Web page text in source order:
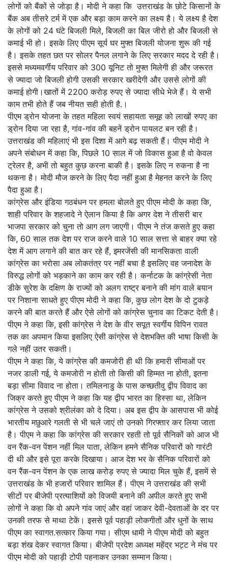
लोगों को बैंकों से जोड़ा है। मोदी ने कहा कि उत्तराखंड के छोटे किसानों के
बैंक अब तीसरे टर्म में एक और बड़ा काम करने का लक्ष्य है। ये लक्ष्य है देश
के लोगों को 24 घंटे बिजली मिले, बिजली का बिल जीरो हो और बिजली से
कमाई भी हो। इसके लिए पीएम सूर्य घर मुफ्त बिजली योजना शुरू की गई
है। इसके तहत छत पर सोलर पैनल लगाने के लिए सरकार मदद दे रही है।
इससे मध्यमवर्गीय परिवार को 300 यूनिट तो मुफ्त मिलेगी ही और जरूरत
से ज्यादा जो बिजली होगी उसकी सरकार खरीदेगी और उससे लोगों की
कमाई होगी।खातों में 2200 करोड़ रुपए से ज्यादा सीधे भेजे हैं। ये सभी
काम तभी होते हैं जब नीयत सही होती है.।
पीएम ड्रोन योजना के तहत महिला स्वयं सहायता समूह को लाखों रुपए का
ड्रोन दिया जा रहा है, गांव-गांव की बहनें ड्रोन पायलट बन रही है।
उत्तराखंड की महिलाएं भी इस दिशा में आगे बढ़ सकती हैं। पीएम मोदी ने
अपने संबोधन में कहा कि, पिछले 10 साल में जो विकास हुआ है वो केवल
ट्रेलर है, अभी तो बहुत कुछ करना बाकी है। इसके लिए न रुकना है ना
थकना है। मोदी मौज करने के लिए पैदा नहीं हुआ है मेहनत करने के लिए
पैदा हुआ है।
कांग्रेस और इंडिया गठबंधन पर हमला बोलते हुए पीएम मोदी के कहा कि,
शाही परिवार के शहजादे ने ऐलान किया है कि अगर देश ने तीसरी बार
भाजपा सरकार को चुना तो आग लग जाएगी। पीएम ने तंज कसते हुए कहा
कि, 60 साल तक देश पर राज करने वाले 10 साल सत्ता से बाहर क्या रहे
देश में आग लगाने की बात कर रहे हैं, इमरजेंसी की मानसिकता वाली
कांग्रेस का भरोसा अब लोकतंत्र पर नहीं बचा है इसलिए वह जनादेश के
विरुद्ध लोगों को भड़काने का काम कर रही है। कर्नाटक के कांग्रेसी नेता
डीके सुरेश के दक्षिण के राज्यों को अलग राष्ट्र बनाने की मांग वाले बयान
पर निशाना साधते हुए पीएम मोदी ने कहा कि, कुछ लोग देश के दो टुकड़े
करने की बात करते हैं और ऐसे लोगों को कांग्रेस चुनाव का टिकट देती है।
पीएम ने कहा कि, इसी कांग्रेस ने देश के वीर सपूत स्वर्गीय विपिन रावत
तक का अपमान किया इसलिए ऐसी कांग्रेस से देशभक्ति की भाषा किसी के
गले नहीं उतर सकती।
पीएम ने कहा कि, ये कांग्रेस की कमजोरी ही थी कि हमारी सीमाओं पर
नजर डाली गई, ये कमजोरी न होती तो किसी की हिम्मत ना होती, इतना
बड़ा सीमा विवाद ना होता। तमिलनाडु के पास कच्छतीवु द्वीप विवाद का
जिक्र करते हुए पीएम ने कहा कि यह द्वीप भारत का हिस्सा था, लेकिन
कांग्रेस ने उसको श्रीलंका को दे दिया। अब इस द्वीप के आसपास भी कोई
भारतीय मछुआरे गलती से भी चले जाएं तो उनको गिरफ्तार कर लिया जाता
है। पीएम ने कहा कि कांग्रेस की सरकार रहती तो पूर्व सैनिकों को आज भी
वन रैंक-वन पेंशन नहीं मिल पाता, लेकिन हमने सैनिक परिवारों को गारंटी
दी थी और इसे पूरा करके दिखाया। आज देश भर के सैनिक परिवारों को
वन रैंक-वन पेंशन के एक लाख करोड़ रुपए से ज्यादा मिल चुके हैं, इसमें से
उत्तराखंड के भी हजारों परिवार शामिल हैं। पीएम ने उत्तराखंड की सभी
सीटों पर बीजेपी प्रत्याशियों को विजयी बनाने की अपील करते हुए सभी
लोगों ने कहा कि वो अपने गांव जाएं और वहां जाकर देवी-देवताओं के दर पर
उनकी तरफ से माथा टेकें। इससे पूर्व पहाड़ी लोकगीतों और धुनों के साथ
पीएम का स्वागत.सत्कार किया गया। सीएम धामी ने पीएम मोदी को बहुत
बड़ा शंख देकर स्वागत किया। बीजेपी प्रदेश अध्यक्ष महेंद्र भट्ट ने मंच पर
पीएम मोदी को पहाड़ी टोपी पहनाकर उनका सम्मान किया।